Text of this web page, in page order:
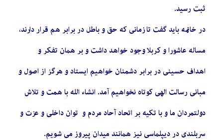
ثبت رسید.
در خاتمه باید گفت تا زمانی که حق و باطل در برابر هم قرار دارند،
مساله عاشورا و کربلا وجود خواهد داشت و بر همان تفکر و
اهداف حسینی در برابر دشمنان خواهیم ایستاد و هرگز از اصول و
مبانی رسالت الهی کوتاه نخواهیم آمد. انشاء الله با همت و تلاش
دولتمردان ما و با تکیه بر اتحاد آحاد مردم و توان داخلی و عزت و
سربلندی در دیپلماسی نیز همانند میدان پیروز می شویم.